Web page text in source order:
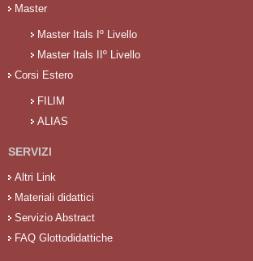
Master
Master Itals Iº Livello
Master Itals IIº Livello
Corsi Estero
FILIM
ALIAS
SERVIZI
Altri Link
Materiali didattici
Servizio Abstract
FAQ Glottodidattiche